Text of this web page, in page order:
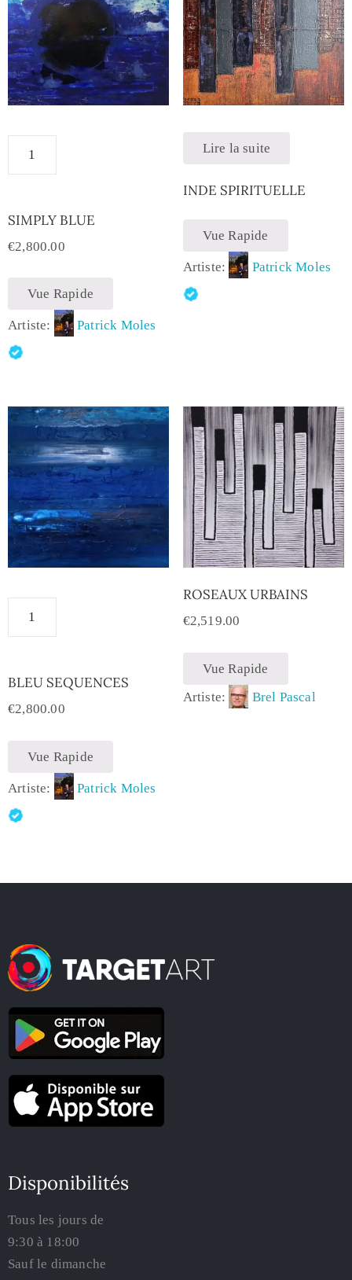
SIMPLY BLUE
€2,800.00
Vue Rapide
Artiste: Patrick Moles
Lire la suite
INDE SPIRITUELLE
Vue Rapide
Artiste: Patrick Moles
BLEU SEQUENCES
€2,800.00
Vue Rapide
Artiste: Patrick Moles
ROSEAUX URBAINS
€2,519.00
Vue Rapide
Artiste:
Brel Pascal
Disponibilités
Tous les jours de
9:30 à 18:00
Sauf le dimanche